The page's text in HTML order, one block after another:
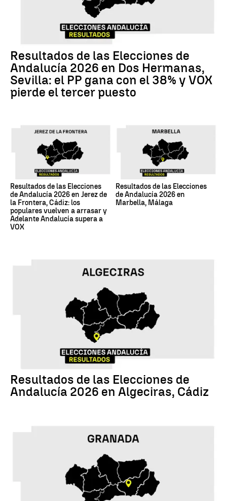
Resultados de las Elecciones de
Andalucía 2026 en Dos Hermanas,
Sevilla: el PP gana con el 38% y VOX
pierde el tercer puesto
Resultados de las Elecciones
de Andalucía 2026 en Jerez de
la Frontera, Cádiz: los
populares vuelven a arrasar y
Adelante Andalucía supera a
VOX
Resultados de las Elecciones
de Andalucía 2026 en
Marbella, Málaga
Resultados de las Elecciones de
Andalucía 2026 en Algeciras, Cádiz